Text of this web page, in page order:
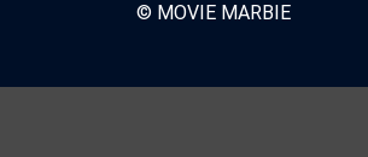
© MOVIE MARBIE